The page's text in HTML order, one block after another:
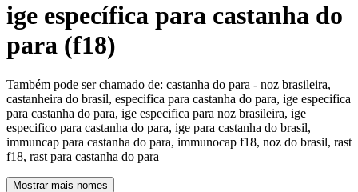
ige específica para castanha do
para (f18)
Também pode ser chamado de: castanha do para - noz brasileira,
castanheira do brasil, especifica para castanha do para, ige especifica
para castanha do para, ige especifica para noz brasileira, ige
especifico para castanha do para, ige para castanha do brasil,
immuncap para castanha do para, immunocap f18, noz do brasil, rast
f18, rast para castanha do para
Mostrar mais nomes